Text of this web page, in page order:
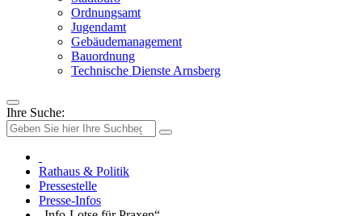
Ordnungsamt
Jugendamt
Gebäudemanagement
Bauordnung
Technische Dienste Arnsberg
Ihre Suche:
Rathaus & Politik
Pressestelle
Presse-Infos